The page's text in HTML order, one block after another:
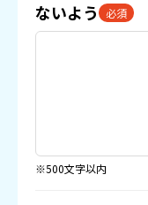
ないよう 必須
※500文字以内